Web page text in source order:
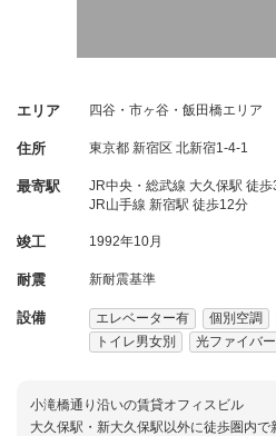
エリア 四谷・市ヶ谷・飯田橋エリア
住所 東京都 新宿区 北新宿1-4-1
最寄駅
JR中央・総武線 大久保駅 徒歩
JR山手線 新宿駅 徒歩12分
竣工 1992年10月
耐震 新耐震基準
設備 エレベーター有 個別空調
トイレ男女別
光ファイバー
小滝橋通り沿いの賃貸オフィスビル
大久保駅・新大久保駅以外に徒歩圏内で